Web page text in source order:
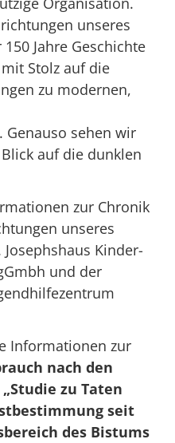
unseres
Jahre Geschichte
Stolz auf die
zu modernen,
Genauso sehen wir
auf die dunklen
zur Chronik
unseres
Kinder-
und der
Informationen zur
nach den
zu Taten
seit
des Bistums